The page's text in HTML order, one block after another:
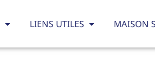
LIENS UTILES MAISON